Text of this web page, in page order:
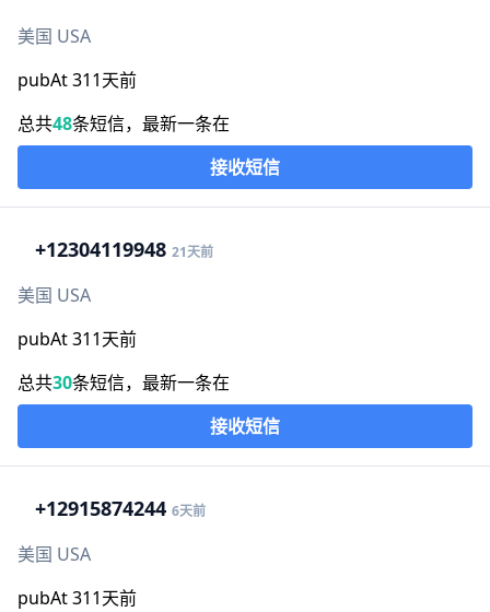
美国 USA
pubAt 311天前
总共48条短信，最新一条在
接收短信
+12304119948 21天前
美国 USA
pubAt 311天前
总共30条短信，最新一条在
接收短信
+12915874244 6天前
美国 USA
pubAt 311天前